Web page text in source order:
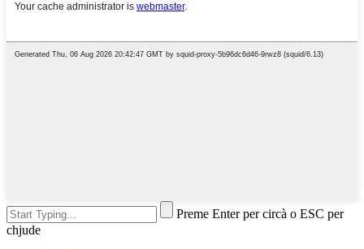
Preme Enter per circà o ESC per
chjude